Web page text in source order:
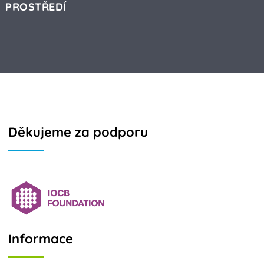
PROSTŘEDÍ
Děkujeme za podporu
Informace